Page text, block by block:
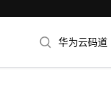
华为云码道